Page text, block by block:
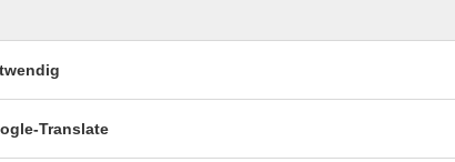
Translate